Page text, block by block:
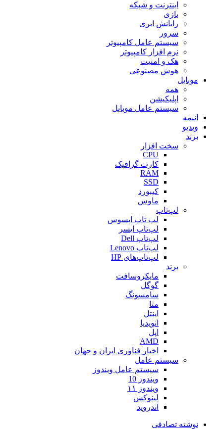
اینترنت و شبکه
بازی
رایانش ابری
سرور
سیستم عامل کامپیوتر
نرم افزار کامپیوتر
هک و امنیت
هوش مصنوعی
موبایل
همه
اپلیکیشن
سیستم عامل موبایل
انیمه
ویدیو
برند
سخت افزار
CPU
کارت گرافیک
RAM
SSD
کیبورد
ماوس
لپ‌تاپ
لپ تاپ ایسوس
لپ‌تاپ ایسر
لپ‌تاپ Dell
لپ‌تاپ Lenovo
لپ‌تاپ‌های HP
برند
مایکروسافت
گوگل
سامسونگ
متا
اینتل
انویدیا
اپل
AMD
اخبار فناوری ایران و جهان
سیستم عامل
سیستم عامل ویندوز
ویندوز 10
ویندوز ۱۱
لینوکس
اندروید
نوشته تصادفی